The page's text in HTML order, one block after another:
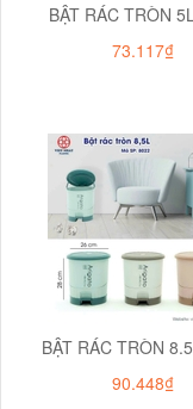
BẬT RÁC TRÒN
73.117₫
BẬT RÁC TRÒN
90.448₫